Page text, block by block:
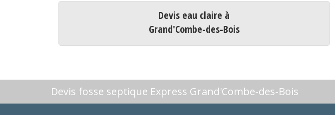
Devis eau claire à
Grand'Combe-des-Bois
Devis fosse septique Express Grand'Combe-des-Bois